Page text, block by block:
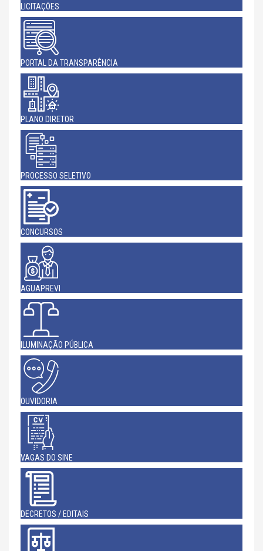
LICITAÇÕES
PORTAL DA TRANSPARÊNCIA
PLANO DIRETOR
PROCESSO SELETIVO
CONCURSOS
AGUAPREVI
ILUMINAÇÃO PÚBLICA
OUVIDORIA
VAGAS DO SINE
DECRETOS / EDITAIS